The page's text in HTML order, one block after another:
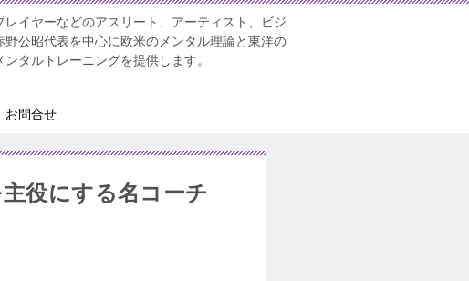
レイヤーなどのアスリート、アーティスト、ビジ
野公昭代表を中心に欧米のメンタル理論と東洋の
タルトレーニングを提供します。
お問合せ
役にする名コーチ